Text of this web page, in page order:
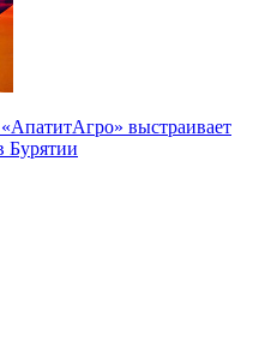
выстраивает
Бурятии